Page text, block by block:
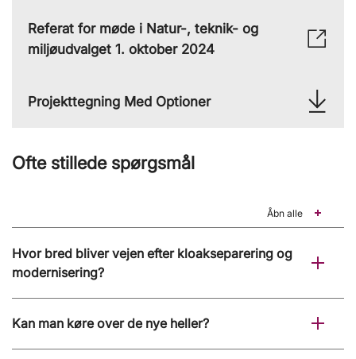
Referat for møde i Natur-, teknik- og
miljøudvalget 1. oktober 2024
Projekttegning Med Optioner
Ofte stillede spørgsmål
Åbn alle
Hvor bred bliver vejen efter kloakseparering og
modernisering?
Kan man køre over de nye heller?